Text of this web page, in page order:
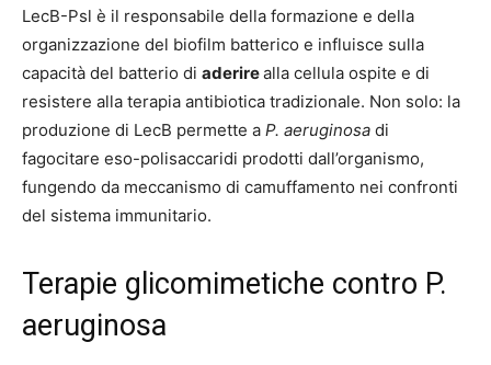
LecB-Psl è il responsabile della formazione e della
organizzazione del biofilm batterico e influisce sulla
capacità del batterio di aderirealla cellula ospite e di
resistere alla terapia antibiotica tradizionale. Non solo: la
produzione di LecB permette a P. aeruginosa di
fagocitare eso-polisaccaridi prodotti dall’organismo,
fungendo da meccanismo di camuffamento nei confronti
del sistema immunitario.
Terapie glicomimetiche contro P.
aeruginosa